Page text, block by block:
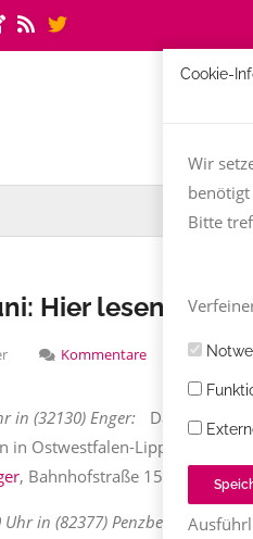
Hier lesen
Kommentare 01.05.2025
in (32130) Enger: Dagmar
in Ostwestfalen-Lippe“ und
, Bahnhofstraße 15.
in (82377) Penzberg:
Cookie-
Wir
Bitte